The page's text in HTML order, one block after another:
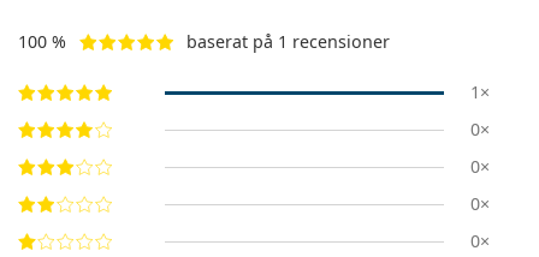
100 % baserat på 1 recensioner
1×
0×
0×
0×
0×